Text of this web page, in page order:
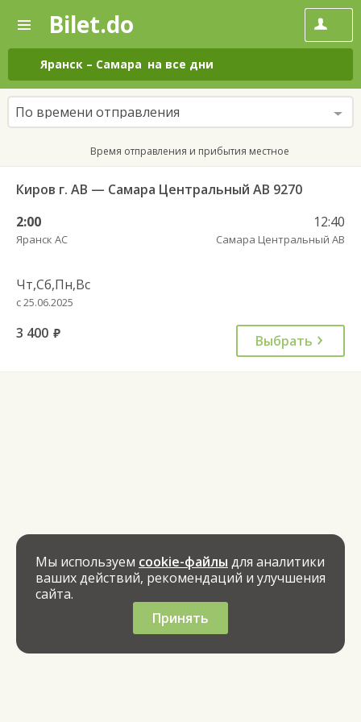
—
Поиск
и
покупка
билетов
на
автобус
онлайн
Bilet.do
Яранск – Самара на все дни
По времени отправления
Время отправления и прибытия местное
Киров г. АВ — Самара Центральный АВ 9270
2:00
Яранск АС
12:40
Самара Центральный АВ
Чт,Сб,Пн,Вс
с 25.06.2025
3 400 руб. Выбрать
Мы используем cookie-файлы для аналитики
ваших действий, рекомендаций и улучшения
сайта.
Принять